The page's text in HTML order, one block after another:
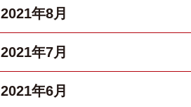
2021年8月
2021年7月
2021年6月